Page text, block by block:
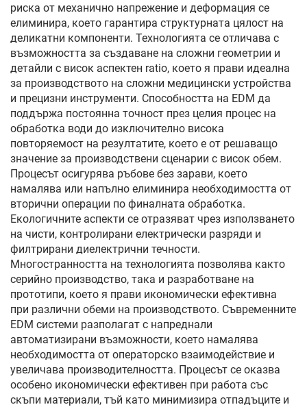
риска от механично напрежение и деформация се
елиминира, което гарантира структурната цялост на
деликатни компоненти. Технологията се отличава с
възможността за създаване на сложни геометрии и
детайли с висок аспектен ratio, което я прави идеална
за производството на сложни медицински устройства
и прецизни инструменти. Способността на EDM да
поддържа постоянна точност през целия процес на
обработка води до изключително висока
повторяемост на резултатите, което е от решаващо
значение за производствени сценарии с висок обем.
Процесът осигурява ръбове без зарави, което
намалява или напълно елиминира необходимостта от
вторични операции по финалната обработка.
Екологичните аспекти се отразяват чрез използването
на чисти, контролирани електрически разряди и
филтрирани диелектрични течности.
Многостранността на технологията позволява както
серийно производство, така и разработване на
прототипи, което я прави икономически ефективна
при различни обеми на производството. Съвременните
EDM системи разполагат с напреднали
автоматизирани възможности, което намалява
необходимостта от операторско взаимодействие и
увеличава производителността. Процесът се оказва
особено икономически ефективен при работа със
скъпи материали, тъй като минимизира отпадъците и